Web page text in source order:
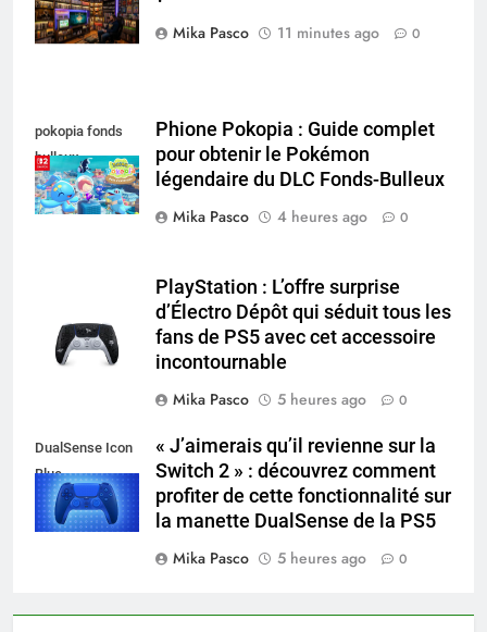
Mika Pasco
11 minutes ago 0
pokopia fonds
bulleux
Phione Pokopia : Guide complet
pour obtenir le Pokémon
légendaire du DLC Fonds-Bulleux
Mika Pasco
4 heures ago 0
PlayStation : L’offre surprise
d’Électro Dépôt qui séduit tous les
fans de PS5 avec cet accessoire
incontournable
Mika Pasco
5 heures ago 0
DualSense Icon
Blue
« J’aimerais qu’il revienne sur la
Switch 2 » : découvrez comment
profiter de cette fonctionnalité sur
la manette DualSense de la PS5
Mika Pasco
5 heures ago 0